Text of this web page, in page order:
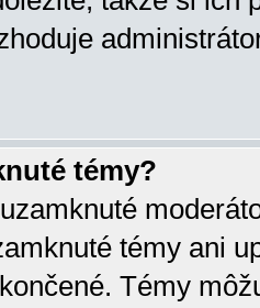
témy?
témy ani
Témy